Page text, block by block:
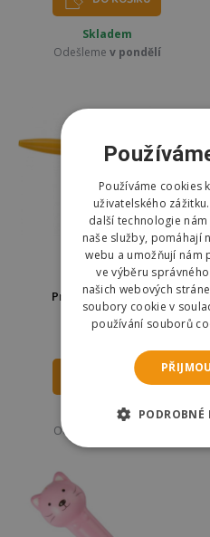
Skladem
Odešleme v pondělí
Propiska s tahákem
DO KOŠÍKU
Skladem
Odešleme
Používáme cookies
uživatelského
další technologie
naše služby, pomáhají
webu a umožňují nám
ve výběru
našich webových
soubory cookie v
používání souborů
PODROBNÉ